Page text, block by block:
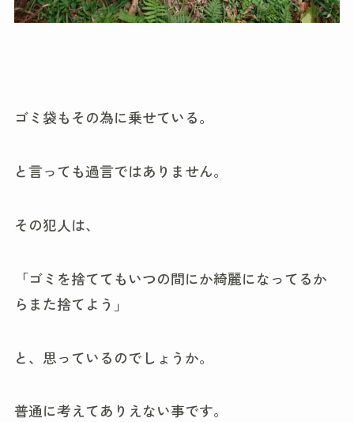
ゴミ袋もその為に乗せている。
と言っても過言ではありません。
その犯人は、
「ゴミを捨ててもいつの間にか綺麗になってるか
らまた捨てよう」
と、思っているのでしょうか。
普通に考えてありえない事です。